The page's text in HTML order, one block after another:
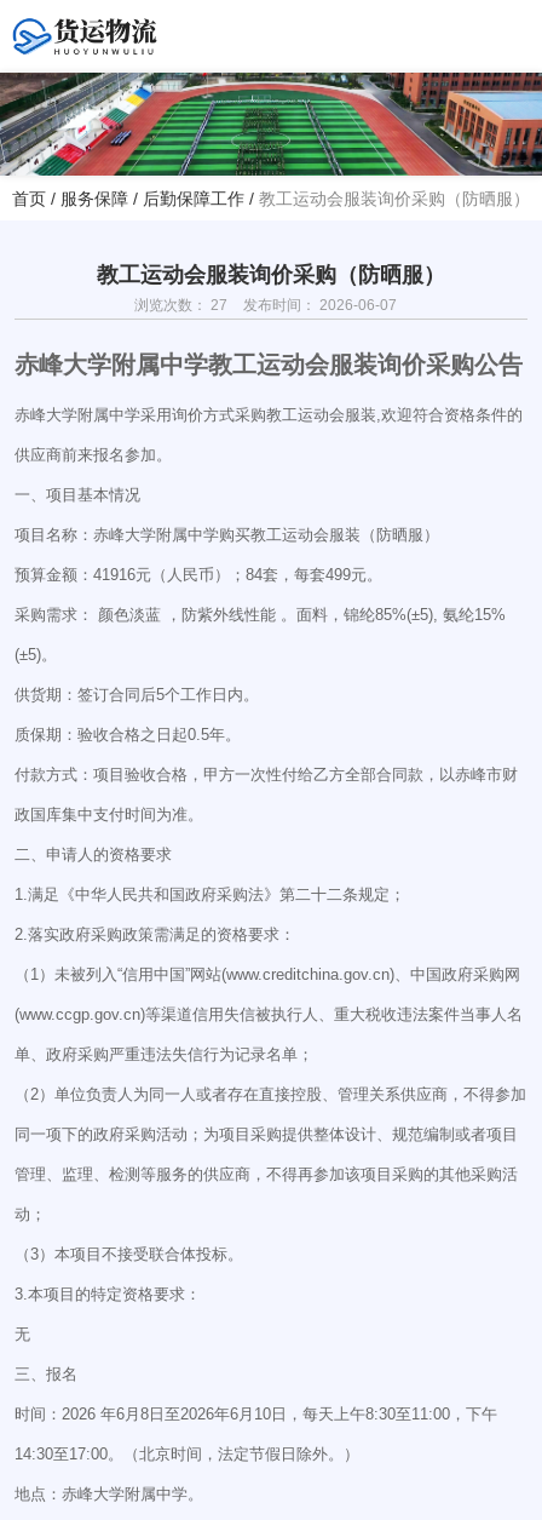
您好！欢迎访问赤峰大学附属中学官方网站！
韩主任(教务处)15047575012
学校地址
赤峰市红山区大新地路29号
首页 / 服务保障 / 后勤保障工作 / 教工运动会服装询价采购（防晒服）
教工运动会服装询价采购（防晒服）
浏览次数： 27 发布时间： 2026-06-07
赤峰大学附属中学教工运动会服装询价采购公告
赤峰大学附属中学采用询价方式采购教工运动会服装,欢迎符合资格条件的
供应商前来报名参加。
一、项目基本情况
项目名称：赤峰大学附属中学购买教工运动会服装（防晒服）
预算金额：41916元（人民币）；84套，每套499元。
采购需求： 颜色淡蓝 ，防紫外线性能 。面料，锦纶85%(±5), 氨纶15%
(±5)。
供货期：签订合同后5个工作日内。
质保期：验收合格之日起0.5年。
付款方式：项目验收合格，甲方一次性付给乙方全部合同款，以赤峰市财
政国库集中支付时间为准。
二、申请人的资格要求
1.满足《中华人民共和国政府采购法》第二十二条规定；
2.落实政府采购政策需满足的资格要求：
（1）未被列入“信用中国”网站(www.creditchina.gov.cn)、中国政府采购网
(www.ccgp.gov.cn)等渠道信用失信被执行人、重大税收违法案件当事人名
单、政府采购严重违法失信行为记录名单；
（2）单位负责人为同一人或者存在直接控股、管理关系供应商，不得参加
同一项下的政府采购活动；为项目采购提供整体设计、规范编制或者项目
管理、监理、检测等服务的供应商，不得再参加该项目采购的其他采购活
动；
（3）本项目不接受联合体投标。
3.本项目的特定资格要求：
无
三、报名
时间：2026 年6月8日至2026年6月10日，每天上午8:30至11:00，下午
14:30至17:00。（北京时间，法定节假日除外。）
地点：赤峰大学附属中学。